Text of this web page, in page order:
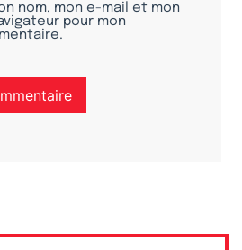
nom, mon e-mail et mon
pour mon